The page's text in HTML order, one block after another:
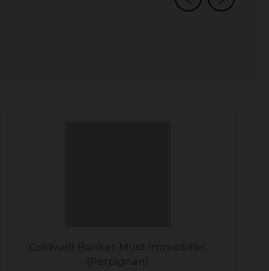
Coldwell Banker Must Immobilier
(Perpignan)